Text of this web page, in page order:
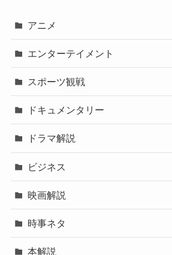
アニメ
エンターテイメント
スポーツ観戦
ドキュメンタリー
ドラマ解説
ビジネス
映画解説
時事ネタ
本解説